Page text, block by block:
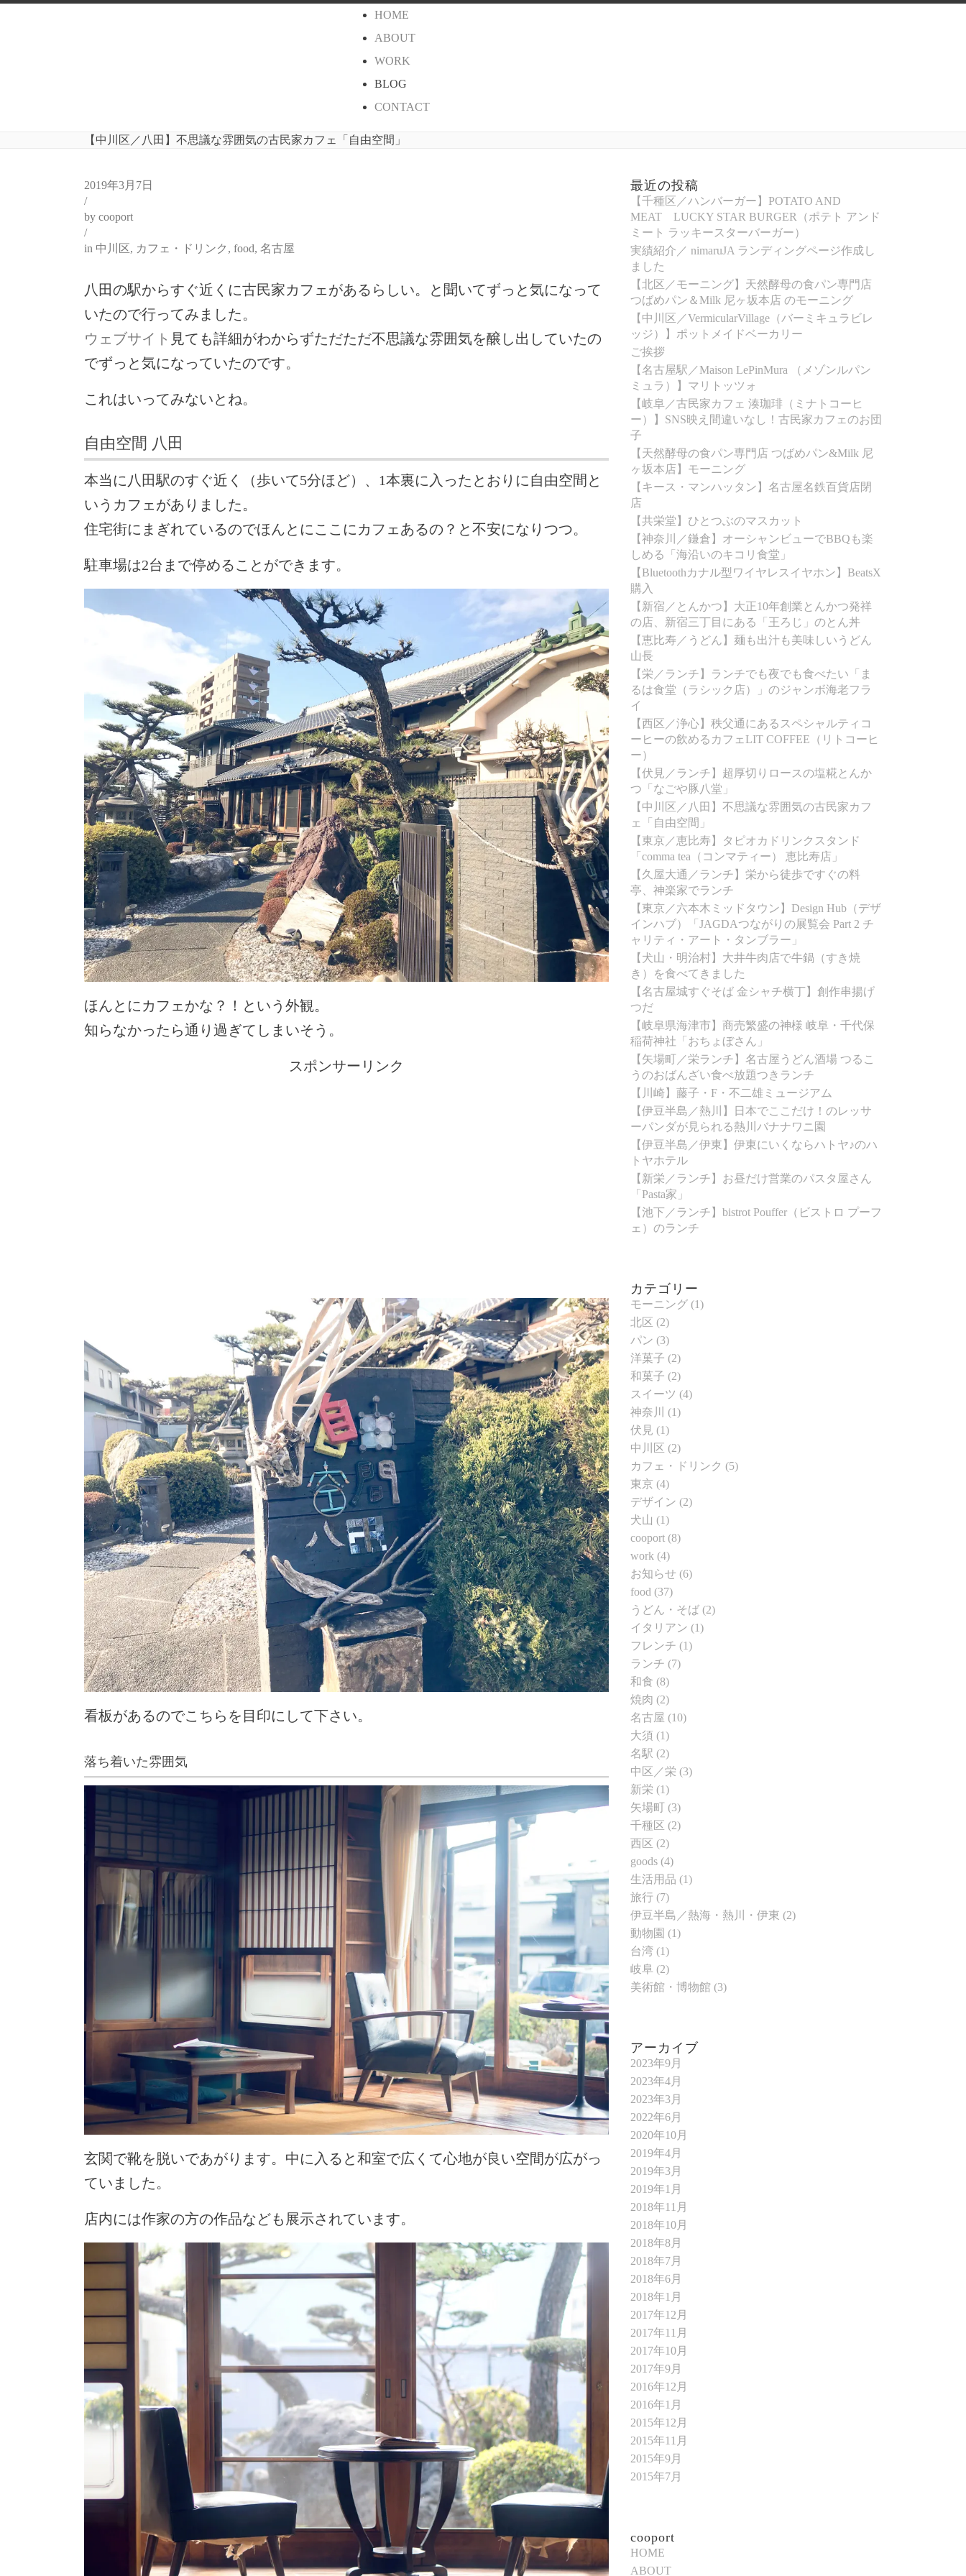
HOME
ABOUT
WORK
BLOG
CONTACT
【中川区／八田】不思議な雰囲気の古民家カフェ「自由空間」
2019年3月7日
/
by cooport
/
in 中川区, カフェ・ドリンク , food, 名古屋
八田の駅からすぐ近くに古民家カフェがあるらしい。と聞いてずっと気になって
いたので行ってみました。
ウェブサイト 見ても詳細がわからずただただ不思議な雰囲気を醸し出していたの
でずっと気になっていたのです。
これはいってみないとね。
自由空間 八田
本当に八田駅のすぐ近く（歩いて5分ほど）、1本裏に入ったとおりに自由空間と
いうカフェがありました。
住宅街にまぎれているのでほんとにここにカフェあるの？と不安になりつつ。
駐車場は2台まで停めることができます。
ほんとにカフェかな？！という外観。
知らなかったら通り過ぎてしまいそう。
スポンサーリンク
看板があるのでこちらを目印にして下さい。
落ち着いた雰囲気
玄関で靴を脱いであがります。中に入ると和室で広くて心地が良い空間が広がっ
ていました。
店内には作家の方の作品なども展示されています。
最近の投稿
【千種区／ハンバーガー】POTATO AND
MEAT LUCKY STAR BURGER（ポテト アンド
ミート ラッキースターバーガー）
実績紹介／ nimaruJA ランディングページ作成し
ました
【北区／モーニング】天然酵母の食パン専門店
つばめパン＆Milk 尼ヶ坂本店 のモーニング
【中川区／VermicularVillage（バーミキュラビレ
ッジ）】ポットメイドベーカリー
ご挨拶
【名古屋駅／Maison LePinMura （メゾンルパン
ミュラ）】マリトッツォ
【岐阜／古民家カフェ 湊珈琲（ミナトコーヒ
ー）】SNS映え間違いなし！古民家カフェのお団
子
【天然酵母の食パン専門店 つばめパン&Milk 尼
ヶ坂本店】モーニング
【キース・マンハッタン】名古屋名鉄百貨店閉
店
【共栄堂】ひとつぶのマスカット
【神奈川／鎌倉】オーシャンビューでBBQも楽
しめる「海沿いのキコリ食堂」
【Bluetoothカナル型ワイヤレスイヤホン】BeatsX
購入
【新宿／とんかつ】大正10年創業とんかつ発祥
の店、新宿三丁目にある「王ろじ」のとん丼
【恵比寿／うどん】麺も出汁も美味しいうどん
山長
【栄／ランチ】ランチでも夜でも食べたい「ま
るは食堂（ラシック店）」のジャンボ海老フラ
イ
【西区／浄心】秩父通にあるスペシャルティコ
ーヒーの飲めるカフェLIT COFFEE（リトコーヒ
ー）
【伏見／ランチ】超厚切りロースの塩糀とんか
つ「なごや豚八堂」
【中川区／八田】不思議な雰囲気の古民家カフ
ェ「自由空間」
【東京／恵比寿】タピオカドリンクスタンド
「comma tea（コンマティー） 恵比寿店」
【久屋大通／ランチ】栄から徒歩ですぐの料
亭、神楽家でランチ
【東京／六本木ミッドタウン】Design Hub（デザ
インハブ）「JAGDAつながりの展覧会 Part 2 チ
ャリティ・アート・タンブラー」
【犬山・明治村】大井牛肉店で牛鍋（すき焼
き）を食べてきました
【名古屋城すぐそば 金シャチ横丁】創作串揚げ
つだ
【岐阜県海津市】商売繁盛の神様 岐阜・千代保
稲荷神社「おちょぼさん」
【矢場町／栄ランチ】名古屋うどん酒場 つるこ
うのおばんざい食べ放題つきランチ
【川崎】藤子・F・不二雄ミュージアム
【伊豆半島／熱川】日本でここだけ！のレッサ
ーパンダが見られる熱川バナナワニ園
【伊豆半島／伊東】伊東にいくならハトヤ♪のハ
トヤホテル
【新栄／ランチ】お昼だけ営業のパスタ屋さん
「Pasta家」
【池下／ランチ】bistrot Pouffer（ビストロ プーフ
ェ）のランチ
カテゴリー
モーニング (1)
北区 (2)
パン (3)
洋菓子 (2)
和菓子 (2)
スイーツ (4)
神奈川
(1)
伏見 (1)
中川区 (2)
カフェ・ドリンク (5)
東京 (4)
デザイン (2)
犬山 (1)
cooport (8)
work (4)
お知らせ (6)
food (37)
うどん・そば (2)
イタリアン (1)
フレンチ (1)
ランチ (7)
和食 (8)
焼肉 (2)
名古屋 (10)
大須 (1)
名駅 (2)
中区／栄 (3)
新栄 (1)
矢場町 (3)
千種区 (2)
西区 (2)
goods (4)
生活用品 (1)
旅行 (7)
伊豆半島／熱海・熱川・伊東 (2)
動物園 (1)
台湾 (1)
岐阜 (2)
美術館・博物館 (3)
アーカイブ
2023年9月
2023年4月
2023年3月
2022年6月
2020年10月
2019年4月
2019年3月
2019年1月
2018年11月
2018年10月
2018年8月
2018年7月
2018年6月
2018年1月
2017年12月
2017年11月
2017年10月
2017年9月
2016年12月
2016年1月
2015年12月
2015年11月
2015年9月
2015年7月
cooport
HOME
ABOUT